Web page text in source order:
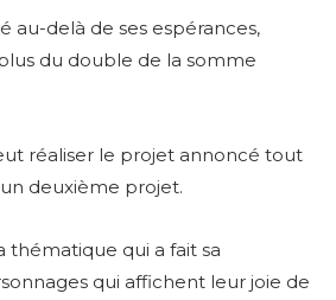
au-delà de ses espérances,
du double de la somme
réaliser le projet annoncé tout
deuxième projet.
thématique qui a fait sa
qui affichent leur joie de